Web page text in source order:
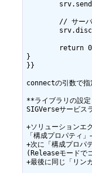
}
}}
connectの引数で指
**ライブラリの設
SIGVerseサービス
+ソリューションエ
「構成プロパティ
+次に「構成プロパ
(Releaseモードで
+最後に同じ「リ